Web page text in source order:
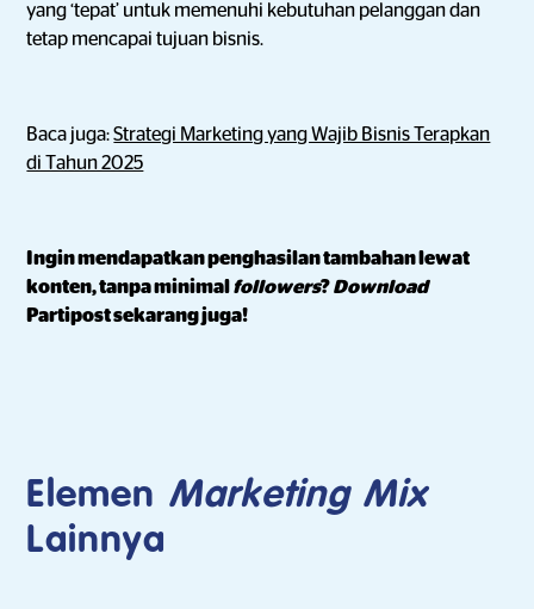
yang ‘tepat’ untuk memenuhi kebutuhan pelanggan dan
tetap mencapai tujuan bisnis.
Baca juga:Strategi Marketing yang Wajib Bisnis Terapkan
di Tahun 2025
Ingin mendapatkan penghasilan tambahan lewat
konten, tanpa minimal followers?Download
Partipost sekarang juga!
Elemen Marketing Mix
Lainnya